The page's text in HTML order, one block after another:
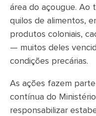
área do açougue. Ao
quilos de alimentos,
produtos coloniais,
— muitos deles
condições precárias.
As ações fazem
contínua do
responsabilizar